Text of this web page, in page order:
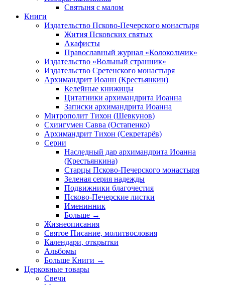
Святыня с малом
Книги
Издательство Псково-Печерского монастыря
Жития Псковских святых
Акафисты
Православный журнал «Колокольчик»
Издательство «Вольный странник»
Издательство Сретенского монастыря
Архимандрит Иоанн (Крестьянкин)
Келейные книжицы
Цитатники архимандрита Иоанна
Записки архимандрита Иоанна
Митрополит Тихон (Шевкунов)
Схиигумен Савва (Остапенко)
Архимандрит Тихон (Секретарёв)
Серии
Наследный дар архимандрита Иоанна
(Крестьянкина)
Старцы Псково-Печерского монастыря
Зеленая серия надежды
Подвижники благочестия
Псково-Печерские листки
Именинник
Больше →
Жизнеописания
Святое Писание, молитвословия
Календари, открытки
Альбомы
Больше Книги →
Церковные товары
Свечи